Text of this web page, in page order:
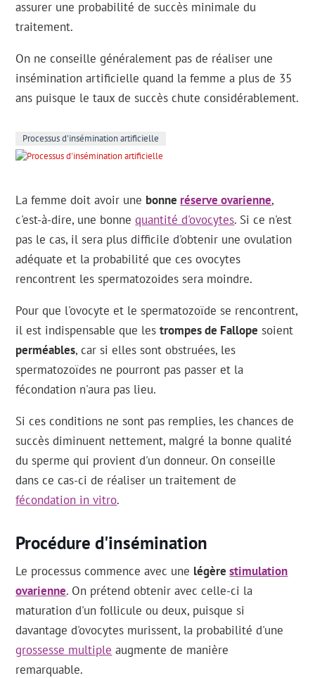
assurer une probabilité de succès minimale du
traitement.
On ne conseille généralement pas de réaliser une
insémination artificielle quand la femme a plus de 35
ans puisque le taux de succès chute considérablement.
Processus d'insémination artificielle
La femme doit avoir une bonne réserve ovarienne,
c'est-à-dire, une bonnequantité d'ovocytes. Si ce n'est
pas le cas, il sera plus difficile d'obtenir une ovulation
adéquate et la probabilité que ces ovocytes
rencontrent les spermatozoides sera moindre.
Pour que l'ovocyte et le spermatozoïde se rencontrent,
il est indispensable que lestrompes de Fallope soient
perméables, car si elles sont obstruées, les
spermatozoïdes ne pourront pas passer et la
fécondation n'aura pas lieu.
Si ces conditions ne sont pas remplies, les chances de
succès diminuent nettement, malgré la bonne qualité
du sperme qui provient d'un donneur. On conseille
dans ce cas-ci de réaliser un traitement de
fécondation in vitro.
Procédure d'insémination
Le processus commence avec une légèrestimulation
ovarienne. On prétend obtenir avec celle-ci la
maturation d'un follicule ou deux, puisque si
davantage d'ovocytes murissent, la probabilité d'une
grossesse multiple augmente de manière
remarquable.